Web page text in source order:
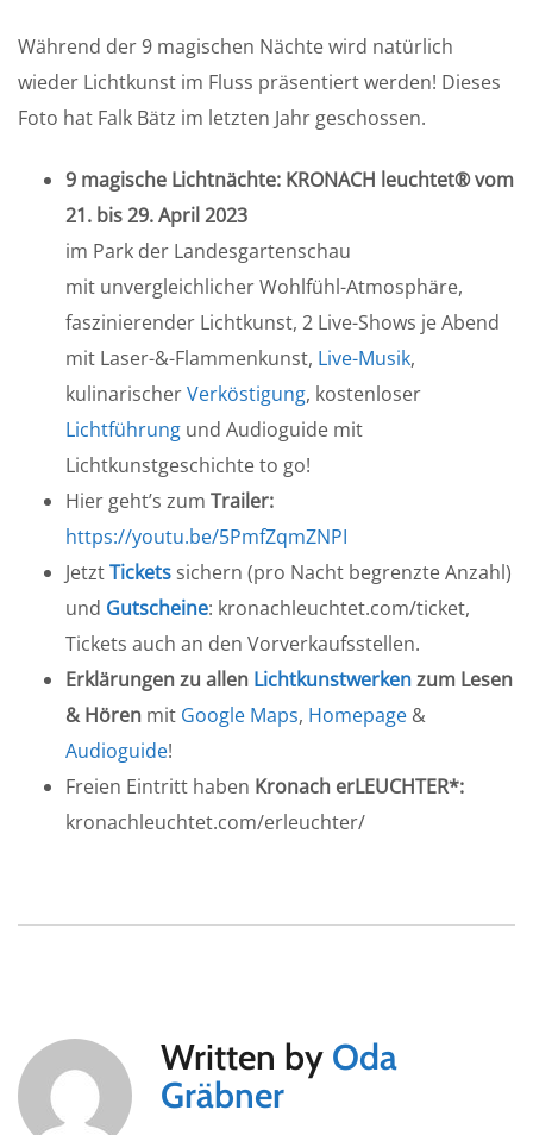
Während der 9 magischen Nächte wird natürlich
wieder Lichtkunst im Fluss präsentiert werden! Dieses
Foto hat Falk Bätz im letzten Jahr geschossen.
9 magische Lichtnächte: KRONACH leuchtet® vom
21. bis 29. April 2023
im Park der Landesgartenschau
mit unvergleichlicher Wohlfühl-Atmosphäre,
faszinierender Lichtkunst, 2 Live-Shows je Abend
mit Laser-&-Flammenkunst, Live-Musik,
kulinarischerVerköstigung, kostenloser
Lichtführung und Audioguide mit
Lichtkunstgeschichte to go!
Hier geht’s zum Trailer:
https://youtu.be/5PmfZqmZNPI
JetztTickets sichern (pro Nacht begrenzte Anzahl)
und Gutscheine: kronachleuchtet.com/ticket,
Tickets auch an den Vorverkaufsstellen.
Erklärungen zu allen Lichtkunstwerkenzum Lesen
& Hören mit Google Maps, Homepage &
Audioguide!
Freien Eintritt haben Kronach erLEUCHTER*:
kronachleuchtet.com/erleuchter/
Written by Oda
Gräbner